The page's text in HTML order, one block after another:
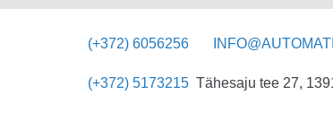
(+372) 6056256
(+372) 5173215 Tähesaju tee 27,